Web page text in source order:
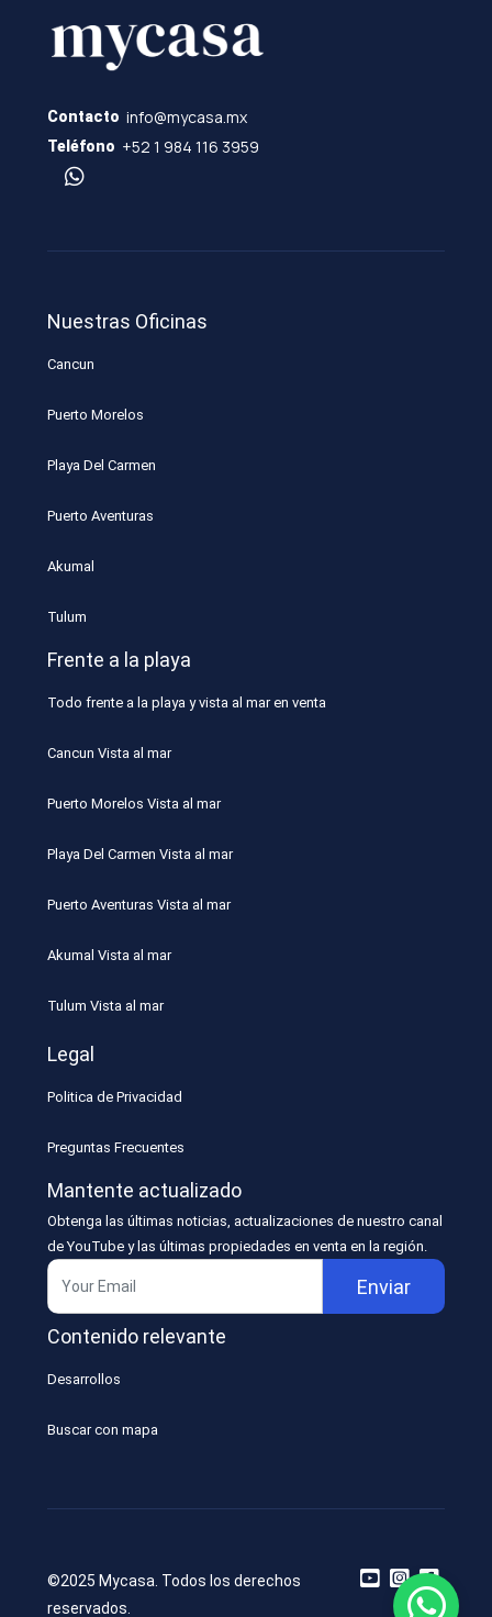
Contacto info@mycasa.mx
Teléfono +52 1 984 116 3959
Nuestras Oficinas
Cancun
Puerto Morelos
Playa Del Carmen
Puerto Aventuras
Akumal
Tulum
Frente a la playa
Todo frente a la playa y vista al mar en venta
Cancun Vista al mar
Puerto Morelos Vista al mar
Playa Del Carmen Vista al mar
Puerto Aventuras Vista al mar
Akumal Vista al mar
Tulum Vista al mar
Legal
Politica de Privacidad
Preguntas Frecuentes
Mantente actualizado
Obtenga las últimas noticias, actualizaciones de nuestro canal
de YouTube y las últimas propiedades en venta en la región.
Enviar
Contenido relevante
Desarrollos
Buscar con mapa
©2025 Mycasa. Todos los derechos
reservados.